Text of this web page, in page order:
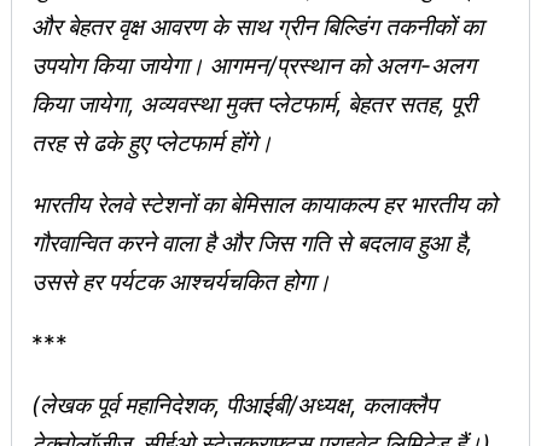
और बेहतर वृक्ष आवरण के साथ ग्रीन बिल्डिंग तकनीकों का
उपयोग किया जायेगा। आगमन/प्रस्थान को अलग-अलग
किया जायेगा, अव्यवस्था मुक्त प्लेटफार्म, बेहतर सतह, पूरी
तरह से ढके हुए प्लेटफार्म होंगे।
भारतीय रेलवे स्टेशनों का बेमिसाल कायाकल्‍प हर भारतीय को
गौरवान्वित करने वाला है और जिस गति से बदलाव हुआ है,
उससे हर पर्यटक आश्चर्यचकित होगा।
***
(लेखक पूर्व महानिदेशक, पीआईबी/अध्यक्ष, कलाक्लैप